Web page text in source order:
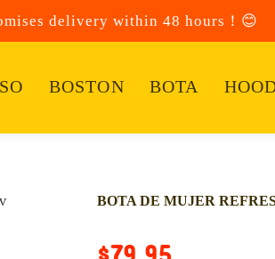
BOSTON BOTA
delivery within 48 hours！😊
BOTA DE MUJER
$79.95